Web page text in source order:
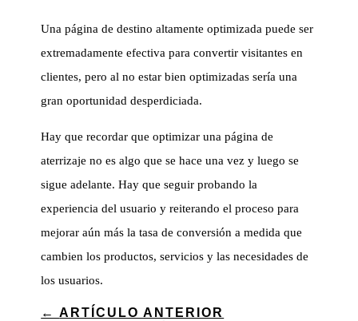
Una página de destino altamente optimizada puede ser
extremadamente efectiva para convertir visitantes en
clientes, pero al no estar bien optimizadas sería una
gran oportunidad desperdiciada.
Hay que recordar que optimizar una página de
aterrizaje no es algo que se hace una vez y luego se
sigue adelante. Hay que seguir probando la
experiencia del usuario y reiterando el proceso para
mejorar aún más la tasa de conversión a medida que
cambien los productos, servicios y las necesidades de
los usuarios.
←ARTÍCULO ANTERIOR